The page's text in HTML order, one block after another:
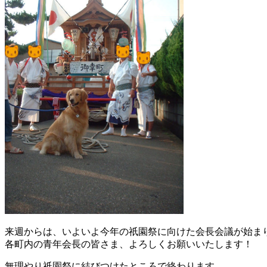
来週からは、いよいよ今年の祇園祭に向けた会長会議が始ま
各町内の青年会長の皆さま、よろしくお願いいたします！